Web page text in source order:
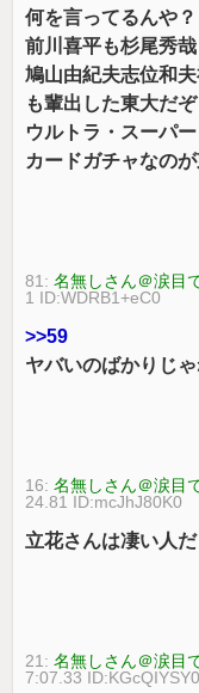
何を言ってるんや？
前川喜平も杉尾秀
鳩山由紀夫志位和
も輩出した東大だぞ
ウルトラ・スーパ
カードガチャなの
81:名無しさん＠涙目
1 ID:WDRB1+eC0
>>59
ヤバいのばかりじ
16:名無しさん＠涙目
24.81 ID:mcJhJ80K0
立花さんは凄い人だ
21:名無しさん＠涙目
7:07.33 ID:KGcQIYSY0